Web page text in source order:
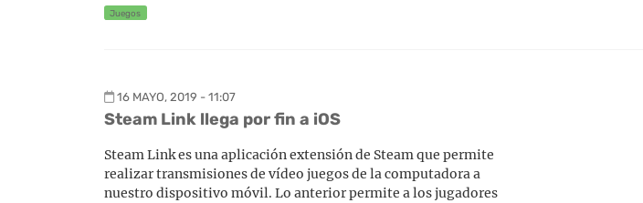
Juegos
16 MAYO, 2019 - 11:07
Steam Link llega por fin a iOS
Steam Link es una aplicación extensión de Steam que permite
realizar transmisiones de vídeo juegos de la computadora a
nuestro dispositivo móvil. Lo anterior permite a los jugadores